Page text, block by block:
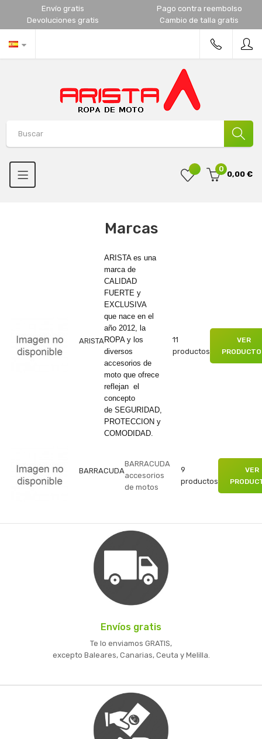
Envío gratis
Pago contra reembolso
Devoluciones gratis
Cambio de talla gratis
0
0,00 €
Marcas
ARISTA
ARISTA es una
marca de
CALIDAD
FUERTE y
EXCLUSIVA
que nace en el
año 2012, la
ROPA y los
diversos
accesorios de
moto que ofrece
reflejan el
concepto
de SEGURIDAD,
PROTECCION y
COMODIDAD.
11
productos
VER
BARRACUDA
BARRACUDA
accesorios
de motos
9
productos
VER
Envíos gratis
Te lo enviamos GRATIS,
excepto Baleares, Canarias, Ceuta y Melilla.